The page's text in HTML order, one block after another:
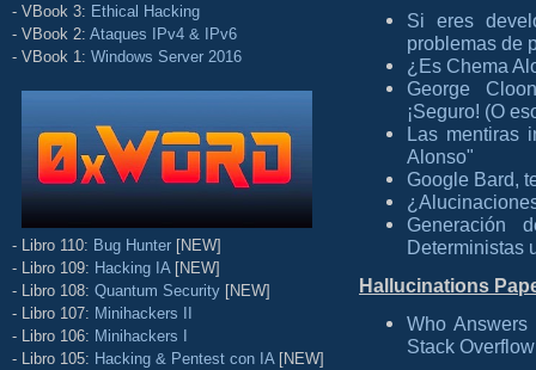
- VBook 3: Ethical Hacking
- VBook 2: Ataques IPv4 & IPv6
- VBook 1: Windows Server 2016
- Libro 110: Bug Hunter [NEW]
- Libro 109: Hacking IA [NEW]
- Libro 108: Quantum Security [NEW]
- Libro 107: Minihackers II
- Libro 106: Minihackers I
- Libro 105: Hacking & Pentest con IA [NEW]
Si eres
problemas de
¿Es Chema
George
¡Seguro! (O
Las mentiras
Alonso"
Google Bard,
Generación
Deterministas
Hallucinations
Who
Stack